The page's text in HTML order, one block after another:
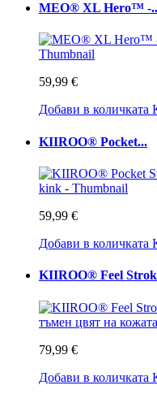
MEO® XL Hero™ -
59,99 €
Добави в количката
KIIROO® Pocket...
59,99 €
Добави в количката
KIIROO® Feel
79,99 €
Добави в количката